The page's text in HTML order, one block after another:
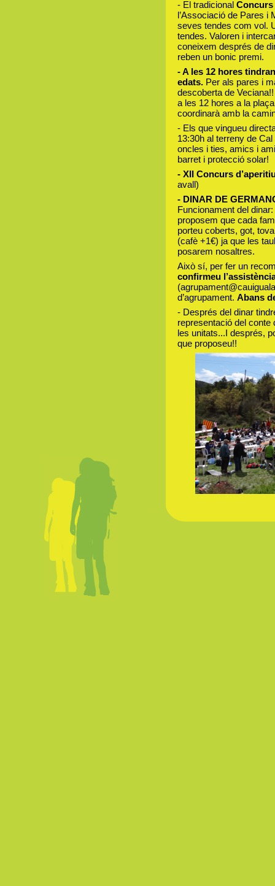
- El tradicional Concurs
l’Associació de Pares i
seves tendes com vol.
tendes. Valoren i
coneixem després de
reben un bonic premi.
- A les 12 hores
edats. Per als pares i
descoberta de
a les 12 hores a la
coordinarà amb la
- Els que vingueu
13:30h al terreny de Cal
oncles i ties, amics i
barret i protecció solar!
- XII Concurs
avall)
- DINAR DE
Funcionament del
proposem que cada
porteu coberts, got,
(cafè +1€) ja que les
posarem nosaltres.
Això sí, per fer un
confirmeu
d’agrupament. Abans
- Després del dinar
representació del conte
les unitats...I després,
que proposeu!!